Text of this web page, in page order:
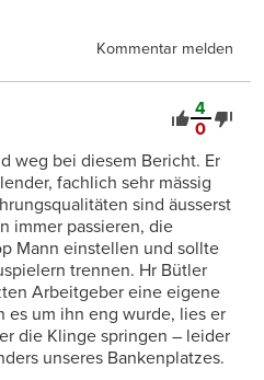
Kommentar melden
4
0
weg bei diesem Bericht. Er
fachlich sehr mässig
sind äusserst
immer passieren, die
Mann einstellen und sollte
trennen. Hr Bütler
Arbeitgeber eine eigene
es um ihn eng wurde, lies er
die Klinge springen – leider
unseres Bankenplatzes.